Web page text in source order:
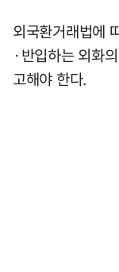
외국환거래법에
·반입하는 외화
고해야 한다.